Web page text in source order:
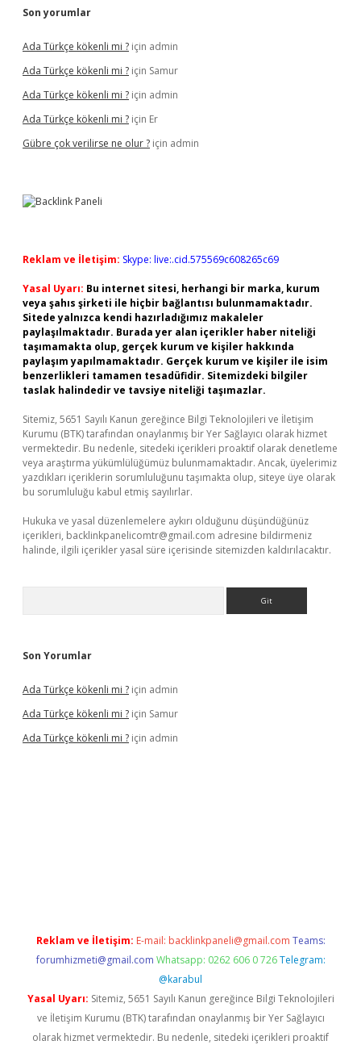
Son yorumlar
Ada Türkçe kökenli mi ? için admin
Ada Türkçe kökenli mi ? için Samur
Ada Türkçe kökenli mi ? için admin
Ada Türkçe kökenli mi ? için Er
Gübre çok verilirse ne olur ? için admin
Reklam ve İletişim: Skype: live:.cid.575569c608265c69
Yasal Uyarı: Bu internet sitesi, herhangi bir marka, kurum
veya şahıs şirketi ile hiçbir bağlantısı bulunmamaktadır.
Sitede yalnızca kendi hazırladığımız makaleler
paylaşılmaktadır. Burada yer alan içerikler haber niteliği
taşımamakta olup, gerçek kurum ve kişiler hakkında
paylaşım yapılmamaktadır. Gerçek kurum ve kişiler ile isim
benzerlikleri tamamen tesadüfidir. Sitemizdeki bilgiler
taslak halindedir ve tavsiye niteliği taşımazlar.
Sitemiz, 5651 Sayılı Kanun gereğince Bilgi Teknolojileri ve İletişim
Kurumu (BTK) tarafından onaylanmış bir Yer Sağlayıcı olarak hizmet
vermektedir. Bu nedenle, sitedeki içerikleri proaktif olarak denetleme
veya araştırma yükümlülüğümüz bulunmamaktadır. Ancak, üyelerimiz
yazdıkları içeriklerin sorumluluğunu taşımakta olup, siteye üye olarak
bu sorumluluğu kabul etmiş sayılırlar.
Hukuka ve yasal düzenlemelere aykırı olduğunu düşündüğünüz
içerikleri, backlinkpanelicomtr@gmail.com adresine bildirmeniz
halinde, ilgili içerikler yasal süre içerisinde sitemizden kaldırılacaktır.
Son Yorumlar
Ada Türkçe kökenli mi ? için admin
Ada Türkçe kökenli mi ? için Samur
Ada Türkçe kökenli mi ? için admin
Reklam ve İletişim: E-mail: backlinkpaneli@gmail.com Teams:
forumhizmeti@gmail.com Whatsapp: 0262 606 0 726 Telegram:
@karabul
Yasal Uyarı: Sitemiz, 5651 Sayılı Kanun gereğince Bilgi Teknolojileri
ve İletişim Kurumu (BTK) tarafından onaylanmış bir Yer Sağlayıcı
olarak hizmet vermektedir. Bu nedenle, sitedeki içerikleri proaktif